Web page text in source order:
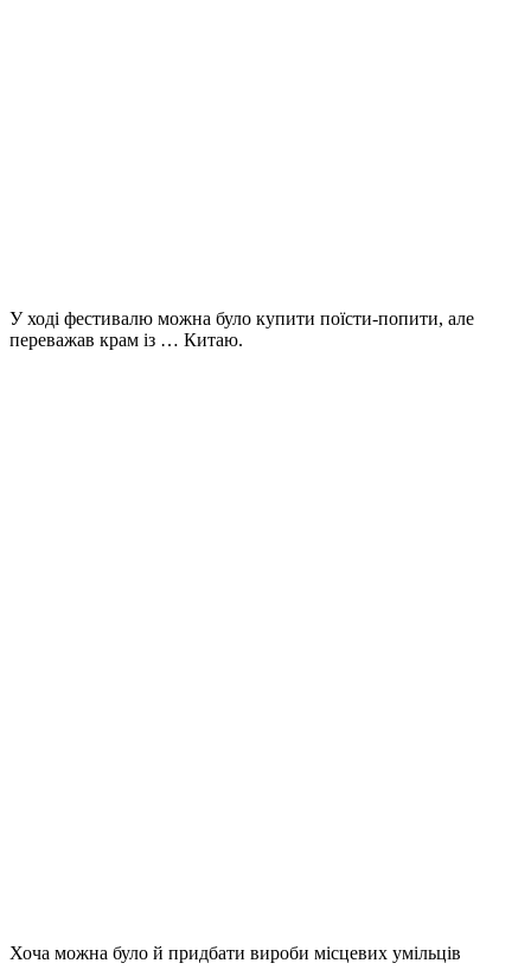
У ході фестивалю можна було купити поїсти-попити, але
переважав крам із … Китаю.
Хоча можна було й придбати вироби місцевих умільців